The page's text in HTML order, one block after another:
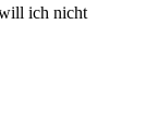
ich nicht